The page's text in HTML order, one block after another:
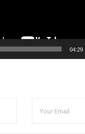
04:29